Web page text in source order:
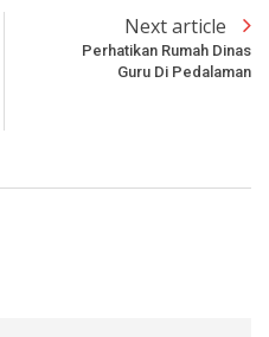
Next article
Perhatikan Rumah Dinas
Guru Di Pedalaman